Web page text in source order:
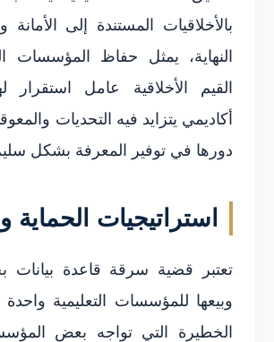
بالأخلاقيات المستندة إلى الأمانة
النهاية، يمثل حفاظ المؤسسات
القيم الأخلاقية عامل استقرار
أكاديمي يتزايد فيه التحديات
دورها في توفير المعرفة بشكل
استراتيجيات الحماية
تعتبر قضية سرقة قاعدة بيانات
وبيعها للمؤسسات التعليمية
الخطيرة التي تواجه بعض